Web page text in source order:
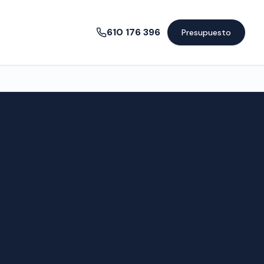
610 176 396 Presupuesto